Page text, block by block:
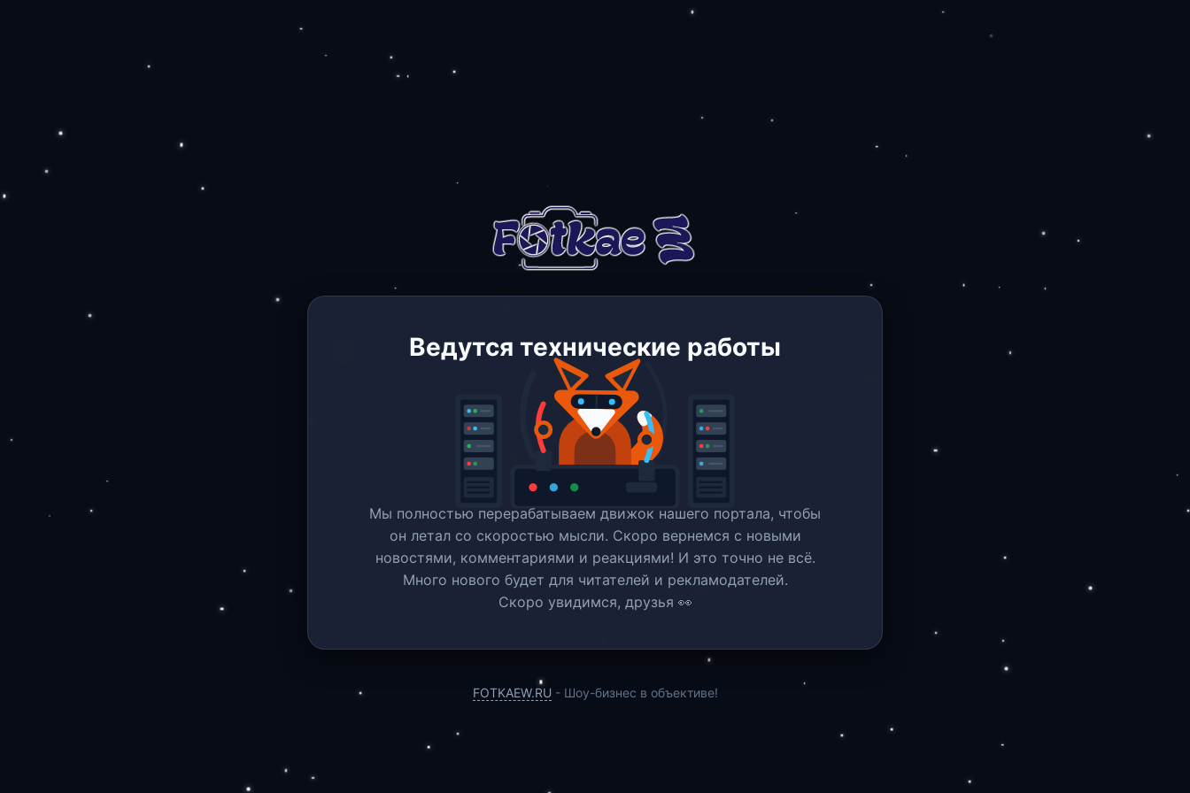
Ведутся технические работы
Мы полностью перерабатываем движок нашего портала, чтобы
он летал со скоростью мысли. Скоро вернемся c новыми
новостями, комментариями и реакциями! И это точно не всё.
Много нового будет для читателей и рекламодателей.
Скоро увидимся, друзья 👀
FOTKAEW.RU - Шоу-бизнес в объективе!